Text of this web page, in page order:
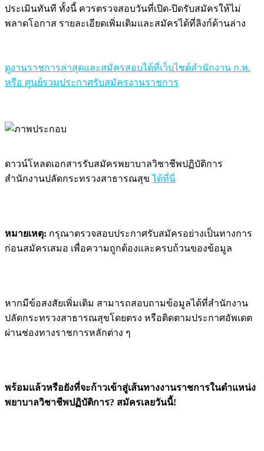
ประเมินทันที ทั้งนี้ ควรตรวจสอบวันที่เปิด-ปิดรับสมัครให้ไม่
พลาดโอกาส รายละเอียดเพิ่มเติมและสมัครได้ที่ลิงก์ด้านล่าง
ดูงานราชการล่าสุดและสมัครสอบได้ที่เว็บไซต์สำนักงาน ก.พ.
หรือ ศูนย์รวมประกาศรับสมัครงานราชการ
ดาวน์โหลดเอกสารรับสมัครพยาบาลวิชาชีพปฏิบัติการ
สำนักงานปลัดกระทรวงสาธารณสุขได้ที่นี่
หมายเหตุ: กรุณาตรวจสอบประกาศรับสมัครอย่างเป็นทางการ
ก่อนสมัครเสมอ เพื่อความถูกต้องและครบถ้วนของข้อมูล
หากมีข้อสงสัยเพิ่มเติม สามารถสอบถามข้อมูลได้ที่สำนักงาน
ปลัดกระทรวงสาธารณสุขโดยตรง หรือติดตามประกาศอัพเดต
ผ่านช่องทางราชการหลักต่าง ๆ
พร้อมแล้วหรือยังที่จะก้าวเข้าสู่เส้นทางงานราชการในตำแหน่ง
พยาบาลวิชาชีพปฏิบัติการ? สมัครเลยวันนี้!